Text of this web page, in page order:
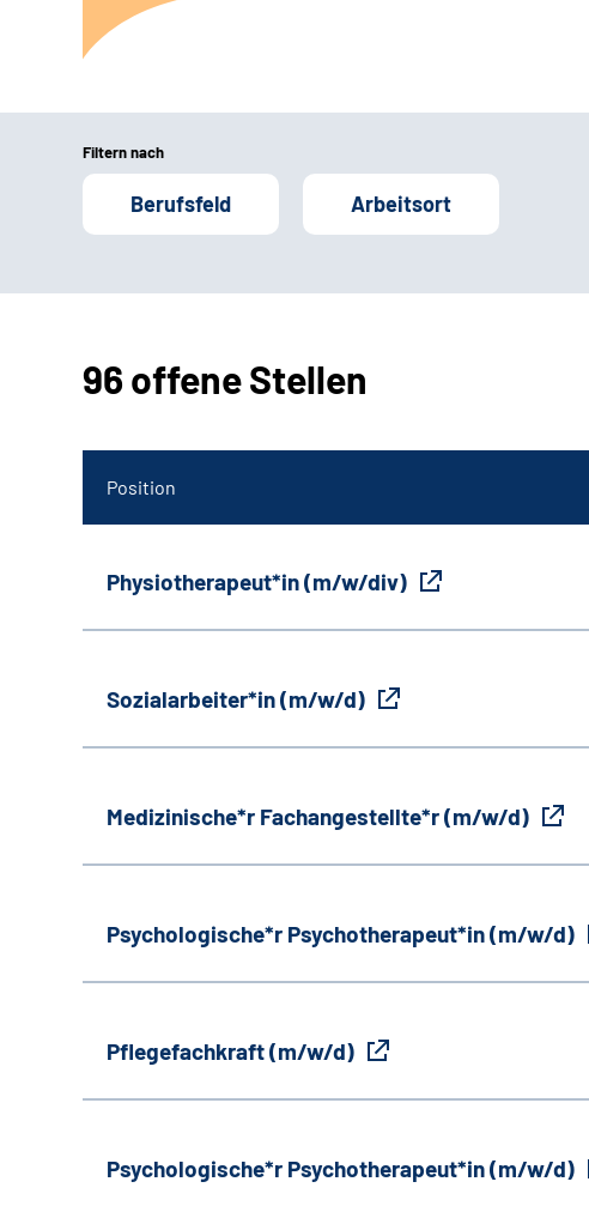
Filtern nach
Berufsfeld Arbeitsort
96 offene Stellen
Position
Physiotherapeut*in (m/w/div)
Sozialarbeiter*in (m/w/d)
Medizinische*r Fachangestellte*r (m/w/d)
Psychologische*r Psychotherapeut*in (m/w/d)
Pflegefachkraft (m/w/d)
Psychologische*r Psychotherapeut*in (m/w/d)